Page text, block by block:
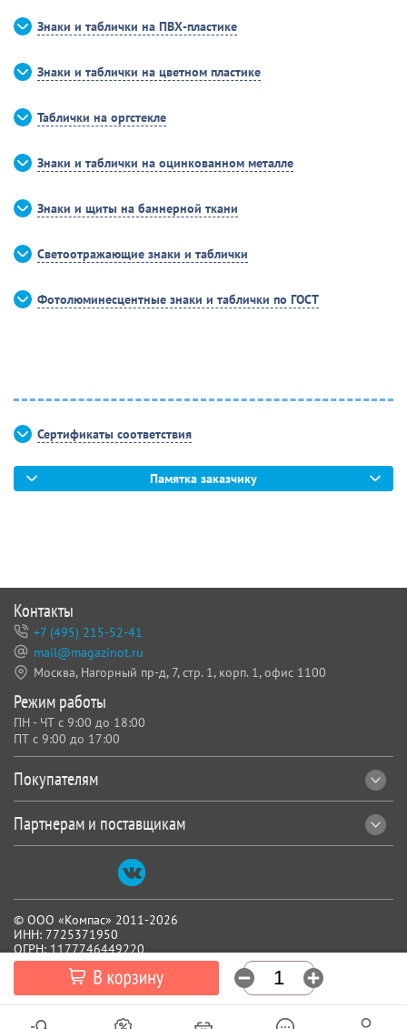
Знаки и таблички на ПВХ-пластике
Знаки и таблички на цветном пластике
Таблички на оргстекле
Знаки и таблички на оцинкованном металле
Знаки и щиты на баннерной ткани
Светоотражающие знаки и таблички
Фотолюминесцентные знаки и таблички по ГОСТ
Сертификаты соответствия
Памятка заказчику
© ООО «Компас» 2011-2026
ИНН: 7725371950
ОГРН: 1177746449220
Все реквизиты
Покупателям
Партнерам и поставщикам
Контакты
+7 (495) 215-52-41
mail@magazinot.ru
Москва, Нагорный пр-д, 7, стр. 1, корп. 1, офис 1100
Режим работы
ПН - ЧТ с 9:00 до 18:00
ПТ с 9:00 до 17:00